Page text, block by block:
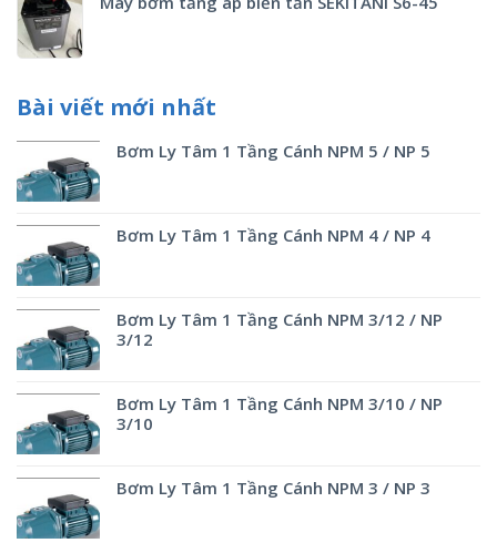
Bài viết mới nhất
Bơm Ly Tâm 1 Tầng Cánh NPM 5 / NP 5
Bơm Ly Tâm 1 Tầng Cánh NPM 4 / NP 4
Bơm Ly Tâm 1 Tầng Cánh NPM 3/12 / NP
3/12
Bơm Ly Tâm 1 Tầng Cánh NPM 3/10 / NP
3/10
Bơm Ly Tâm 1 Tầng Cánh NPM 3 / NP 3